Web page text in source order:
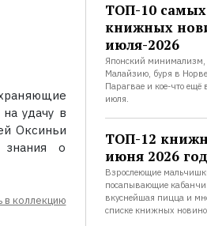
удачу в
Оксиньи
знания о
в коллекцию
ТОП-10
книжных
июля-2026
Японский минимализм,
Малайзию, буря в
Парагвае и кое-что
июля.
ТОП-12
июня 2026
Взрослеющие
посапывающие
вкуснейшая пицца и
списке книжных